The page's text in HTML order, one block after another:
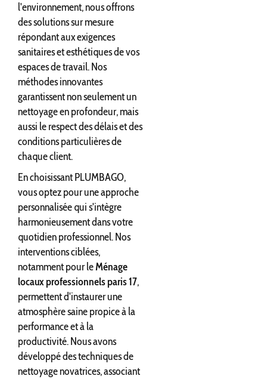
l'environnement, nous offrons
des solutions sur mesure
répondant aux exigences
sanitaires et esthétiques de vos
espaces de travail. Nos
méthodes innovantes
garantissent non seulement un
nettoyage en profondeur, mais
aussi le respect des délais et des
conditions particulières de
chaque client.
En choisissant PLUMBAGO,
vous optez pour une approche
personnalisée qui s'intègre
harmonieusement dans votre
quotidien professionnel. Nos
interventions ciblées,
notamment pour leMénage
locaux professionnels paris 17,
permettent d'instaurer une
atmosphère saine propice à la
performance et à la
productivité. Nous avons
développé des techniques de
nettoyage novatrices, associant